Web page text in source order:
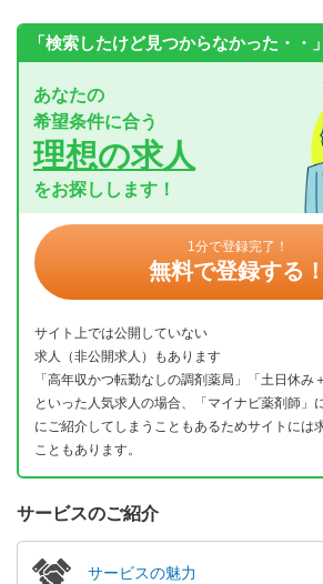
「検索したけど見つからなかった・・」
あなたの
希望条件に合う
理想の求人
をお探しします！
1分で登録完了！
無料で登録する！
サイト上では公開していない
求人（非公開求人）もあります
「高年収かつ転勤なしの調剤薬局」「土日休み
といった人気求人の場合、「マイナビ薬剤師」
にご紹介してしまうこともあるためサイトには
こともあります。
サービスのご紹介
サービスの魅力